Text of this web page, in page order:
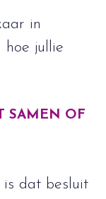
in
hoe jullie
SAMEN OF
is dat besluit